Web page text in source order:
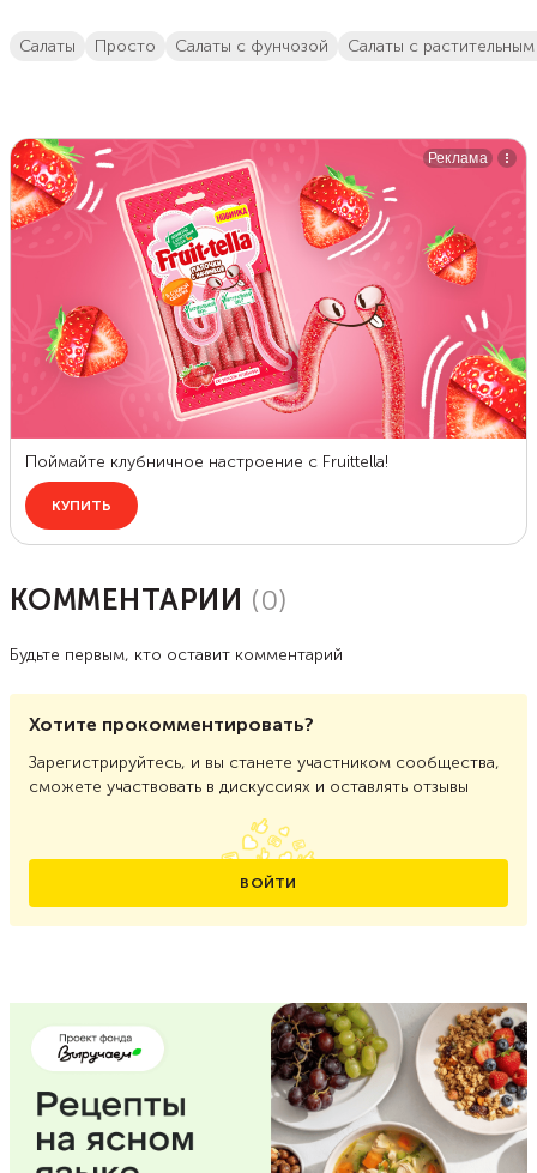
салаты просто салаты с фунчозой салаты с
КОММЕНТАРИИ (0)
Будьте первым, кто оставит комментарий
Хотите прокомментировать?
Зарегистрируйтесь, и вы станете участником сообщества,
сможете участвовать в дискуссиях и оставлять отзывы
ВОЙТИ